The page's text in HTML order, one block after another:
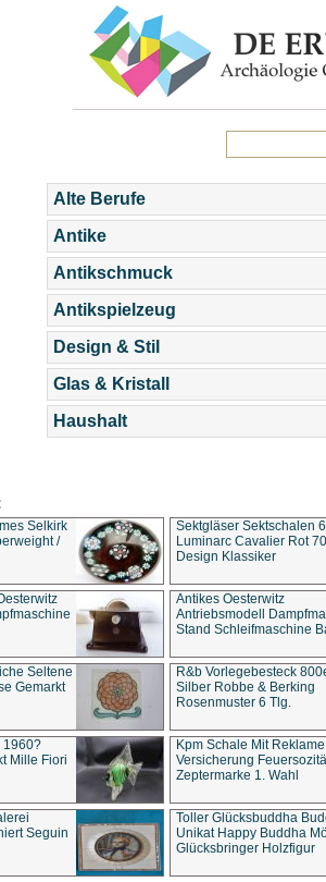
Alte Berufe
Antike
Antikschmuck
Antikspielzeug
Design & Stil
Glas & Kristall
Haushalt
Selkirk
/
Sektgläser Sektschalen
Luminarc Cavalier Rot
Design Klassiker
Antikes Oesterwitz
Antriebsmodell
Stand Schleifmaschine
Seltene
Gemarkt
R&b Vorlegebesteck
Silber Robbe & Berking
Rosenmuster 6 Tlg.
1960?
Mille Fiori
Kpm Schale Mit Reklame
Versicherung
Zeptermarke 1. Wahl
Seguin
Toller Glücksbuddha
Unikat Happy Buddha
Glücksbringer Holzfigur